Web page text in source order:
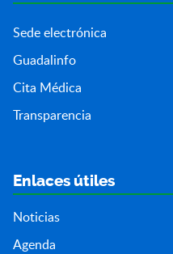
Sede electrónica
Guadalinfo
Cita Médica
Transparencia
Enlaces útiles
Noticias
Agenda